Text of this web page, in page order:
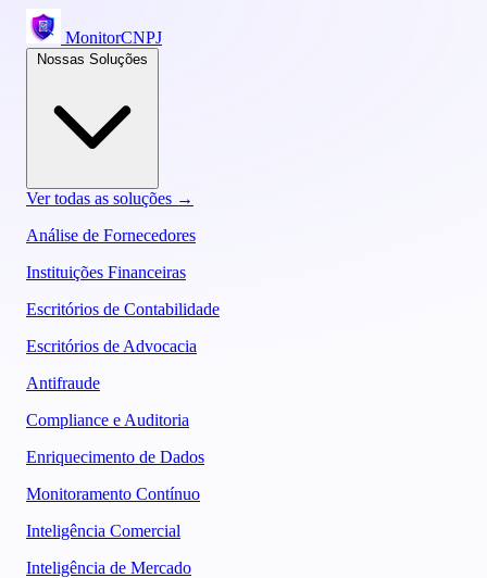
MonitorCNPJ
Ver todas as soluções →
Análise de Fornecedores
Instituições Financeiras
Escritórios de Contabilidade
Escritórios de Advocacia
Antifraude
Compliance e Auditoria
Enriquecimento de Dados
Monitoramento Contínuo
Inteligência Comercial
Inteligência de Mercado